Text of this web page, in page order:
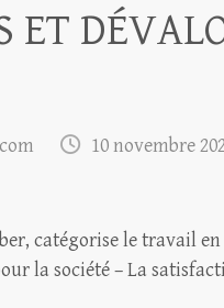
ET
10 novembre
catégorise le travail
la société – La